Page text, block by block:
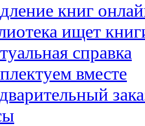
книг
ищет
справка
вместе